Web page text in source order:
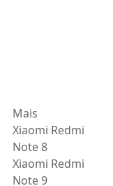
Mais
Xiaomi Redmi
Note 8
Xiaomi Redmi
Note 9